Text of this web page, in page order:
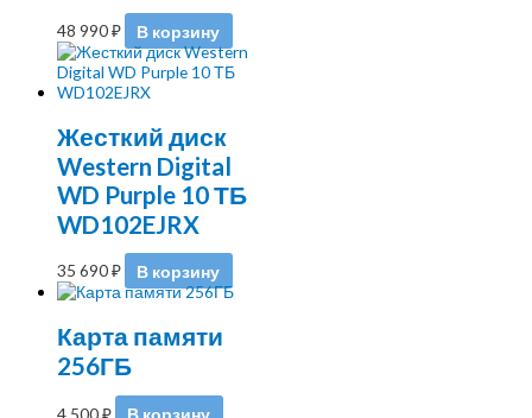
48 990₽ В корзину
Жесткий диск
Western Digital
WD Purple 10 ТБ
WD102EJRX
35 690₽ В корзину
Карта памяти
256ГБ
4 500₽ В корзину